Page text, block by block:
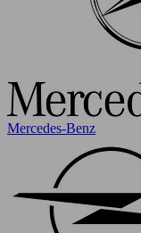
Mercedes-Benz